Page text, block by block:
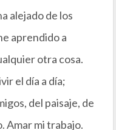
alejado de los
aprendido a
otra cosa.
el día a día;
del paisaje, de
Amar mi trabajo.